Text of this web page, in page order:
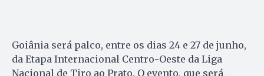
Goiânia será palco, entre os dias 24 e 27 de junho,
da Etapa Internacional Centro-Oeste da Liga
Nacional de Tiro ao Prato. O evento, que será